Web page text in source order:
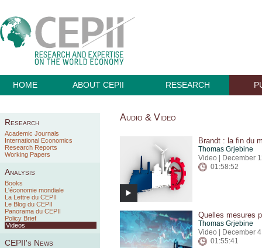
HOME ABOUT CEPII RESEARCH
Research
Academic Journals
International Economics
Research Reports
Working Papers
Analysis
Books
L'économie mondiale
La Lettre du CEPII
Le Blog du CEPII
Panorama du CEPII
Policy Brief
Videos
CEPII's News
Audio & Video
Brandt : la fin du
Thomas Grjebine
Video | December
01:58:52
Quelles mesures
Thomas Grjebine
Video | December
01:55:41